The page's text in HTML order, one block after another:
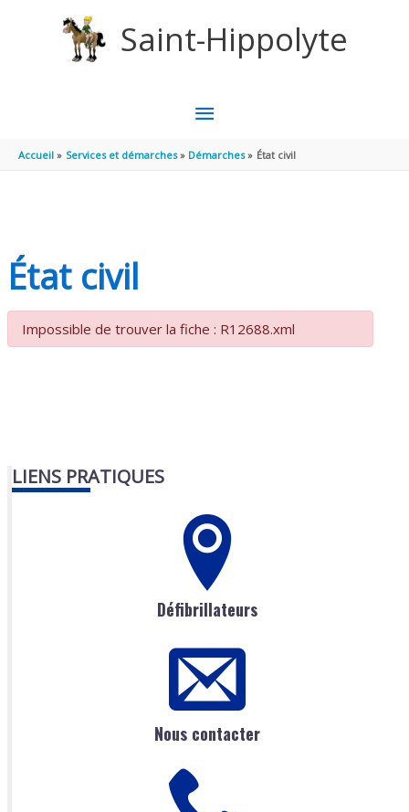
Saint-Hippolyte
MENU
PRINCIPAL
Accueil Services et démarches Démarches État civil
État civil
Impossible de trouver la fiche : R12688.xml
LIENS PRATIQUES
Défibrillateurs
Nous contacter